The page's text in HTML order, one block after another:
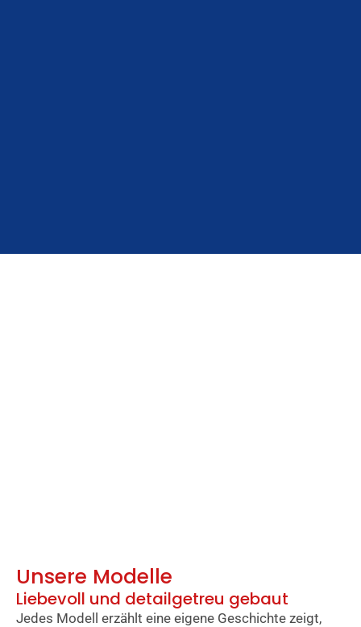
Unsere Modelle
Liebevoll und detailgetreu gebaut
Jedes Modell erzählt eine eigene Geschichte zeigt,